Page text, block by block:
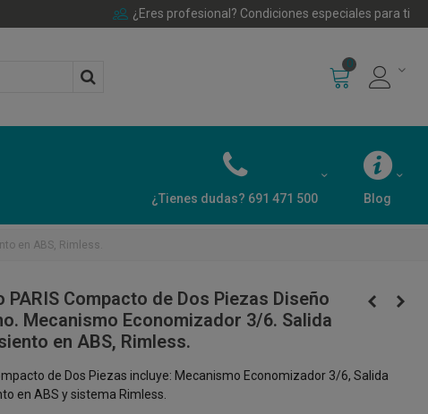
¿Eres profesional? Condiciones especiales para ti
0
¿Tienes dudas? 691 471 500 Blog
en ABS, Rimless.
PARIS Compacto de Dos Piezas Diseño
Mecanismo Economizador 3/6. Salida
en ABS, Rimless.
de Dos Piezas incluye: Mecanismo Economizador 3/6, Salida
en ABS y sistema Rimless.